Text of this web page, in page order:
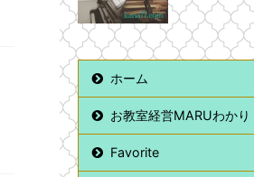
ホーム
お教室経営MARUわかり
Favorite